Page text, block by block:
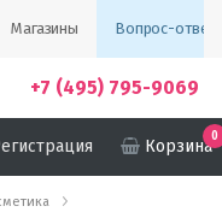
Магазины Вопрос-ответ
+7 (495) 795-9069
Корзина
0